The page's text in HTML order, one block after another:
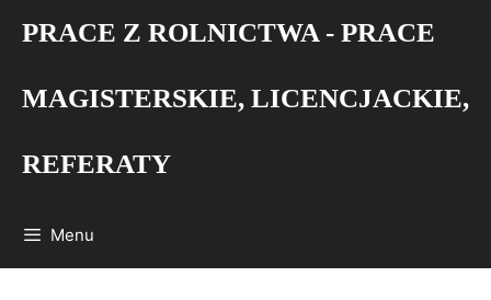
PRACE Z ROLNICTWA - PRACE
MAGISTERSKIE, LICENCJACKIE,
REFERATY
Menu